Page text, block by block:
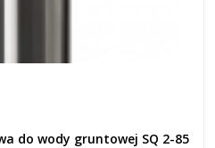
do wody gruntowej SQ 2-85